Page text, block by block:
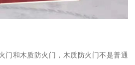
门和木质防火门，木质防火门不是普通